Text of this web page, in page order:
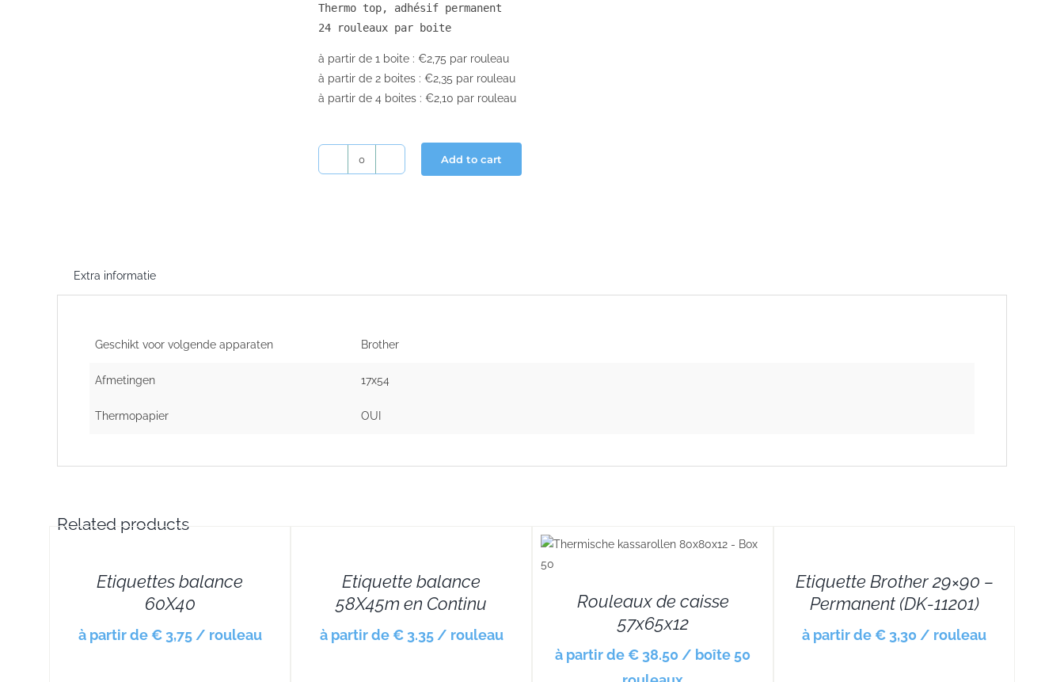
Thermo top, adhésif permanent
24 rouleaux par boite
à partir de 1 boite : €2,75 par rouleau
à partir de 2 boites : €2,35 par rouleau
à partir de 4 boites : €2,10 par rouleau
Etiquette
Add to cart
Extra informatie
Geschikt voor volgende apparaten Brother
Afmetingen 17x54
Thermopapier OUI
Related products
Etiquettes balance
60X40
à partir de € 3,75 / rouleau
Etiquette balance
58X45m en Continu
à partir de € 3.35 / rouleau
Rouleaux de caisse
57x65x12
à partir de € 38.50 / boîte 50
Etiquette Brother 29×90 –
Permanent (DK-11201)
à partir de € 3,30 / rouleau